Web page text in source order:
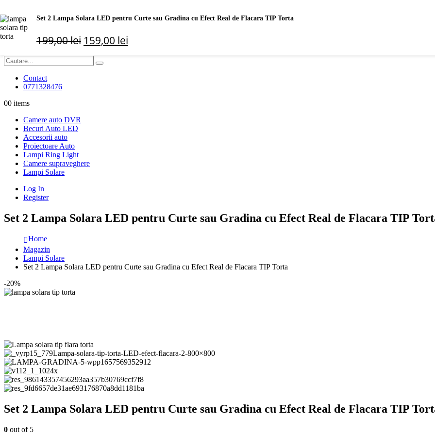
Log In
Register
Contact
0771328476
00 items
Camere auto DVR
Becuri Auto LED
Accesorii auto
Proiectoare Auto
Lampi Ring Light
Camere supraveghere
Lampi Solare
Log In
Register
Set 2 Lampa Solara LED pentru Curte sau Gradina cu Efect Real de Flacara TIP
Home
Magazin
Lampi Solare
Set 2 Lampa Solara LED pentru Curte sau Gradina cu Efect Real de Flacara TIP Torta
-20%
Set 2 Lampa Solara LED pentru Curte sau Gradina cu Efect Real de Flacara TIP
Set 2 Lampa Solara LED pentru Curte sau Gradina cu Efect Real de Flacara TIP Torta
199,00lei 159,00 lei
0 out of 5